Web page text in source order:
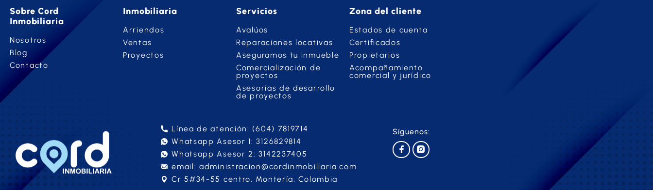
Sobre Cord
Inmobiliaria
Nosotros
Blog
Contacto
Inmobiliaria
Arriendos
Ventas
Proyectos
Servicios
Avalúos
Reparaciones locativas
Aseguramos tu inmueble
Comercialización de
proyectos
Asesorías de desarrollo
de proyectos
Zona del cliente
Estados de cuenta
Certificados
Propietarios
Acompañamiento
comercial y jurídico
Línea de atención: (604) 7819714
Whatsapp Asesor 1: 3126829814
Whatsapp Asesor 2: 3142237405
email: administracion@cordinmobiliaria.com
Cr 5#34-55 centro, Montería, Colombia
Síguenos: